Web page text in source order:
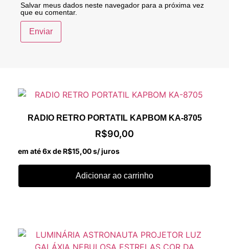
Salvar meus dados neste navegador para a próxima vez
que eu comentar.
RADIO RETRO PORTATIL KAPBOM KA-8705
R$90,00
em até 6x de R$15,00s/ juros
Adicionar ao carrinho